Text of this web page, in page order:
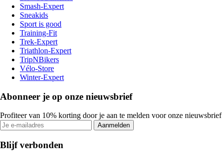
Smash-Expert
Sneakids
Sport is good
Training-Fit
Trek-Expert
Triathlon-Expert
TripNBikers
Vélo-Store
Winter-Expert
Abonneer je op onze nieuwsbrief
Profiteer van 10% korting door je aan te melden voor onze nieuwsbrief
Aanmelden
Blijf verbonden